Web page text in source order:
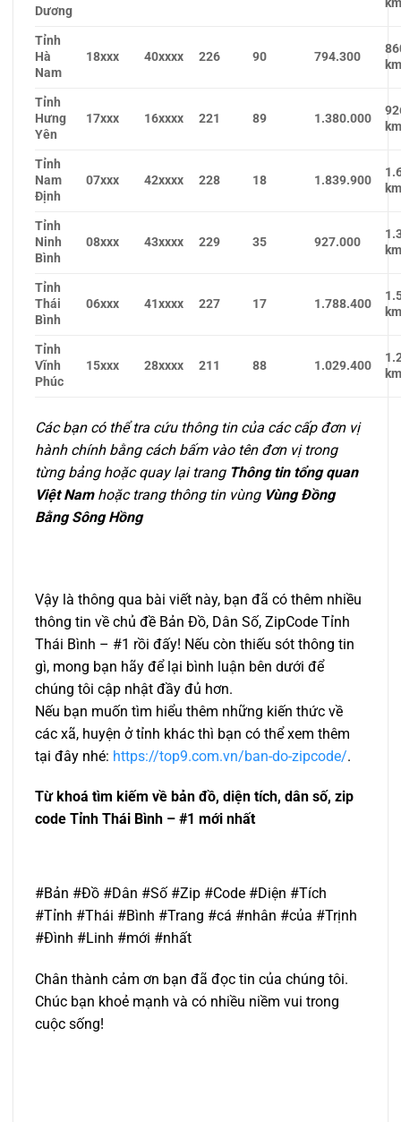
Dương
Tỉnh
Hà
Nam
18xxx 40xxxx 226 90 794.300
Tỉnh
Hưng
Yên
17xxx 16xxxx 221 89 1.380.000
Tỉnh
Nam
Định
07xxx 42xxxx 228 18 1.839.900
Tỉnh
Ninh
Bình
08xxx 43xxxx 229 35 927.000
Tỉnh
Thái
Bình
06xxx 41xxxx 227 17 1.788.400
Tỉnh
Vĩnh
Phúc
15xxx 28xxxx 211 88 1.029.400
Các bạn có thể tra cứu thông tin của các cấp đơn vị
hành chính bằng cách bấm vào tên đơn vị trong
từng bảng hoặc quay lại trang Thông tin tổng quan
Việt Nam hoặc trang thông tin vùng Vùng Đồng
Bằng Sông Hồng
Vậy là thông qua bài viết này, bạn đã có thêm nhiều
thông tin về chủ đề Bản Đồ, Dân Số, ZipCode Tỉnh
Thái Bình – #1 rồi đấy! Nếu còn thiếu sót thông tin
gì, mong bạn hãy để lại bình luận bên dưới để
chúng tôi cập nhật đầy đủ hơn.
Nếu bạn muốn tìm hiểu thêm những kiến thức về
các xã, huyện ở tỉnh khác thì bạn có thể xem thêm
tại đây nhé: https://top9.com.vn/ban-do-zipcode/.
Từ khoá tìm kiếm về bản đồ, diện tích, dân số, zip
code Tỉnh Thái Bình – #1 mới nhất
#Bản #Đồ #Dân #Số #Zip #Code #Diện #Tích
#Tỉnh #Thái #Bình #Trang #cá #nhân #của #Trịnh
#Đình #Linh #mới #nhất
Chân thành cảm ơn bạn đã đọc tin của chúng tôi.
Chúc bạn khoẻ mạnh và có nhiều niềm vui trong
cuộc sống!